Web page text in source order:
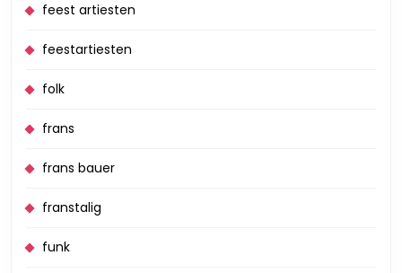
feest artiesten
feestartiesten
folk
frans
frans bauer
franstalig
funk